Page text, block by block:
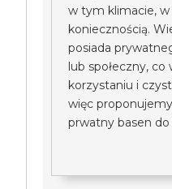
w tym klimacie,
koniecznością.
posiada
lub społeczny,
korzystaniu i
więc
prwatny basen do